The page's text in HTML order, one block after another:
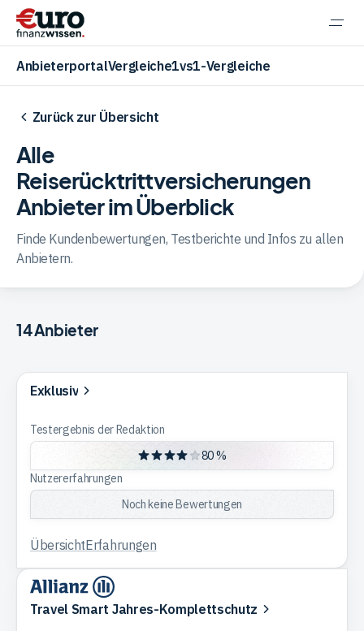
AnbieterportalVergleiche1vs1-Vergleiche
Aktien
Krypto
Banking
Trading
Anleihen
Zurück zur Übersicht
Alle
Reiserücktrittversicherungen
Anbieter im Überblick
Finde Kundenbewertungen, Testberichte und Infos zu allen
Anbietern.
14Anbieter
Exklusiv
Testergebnis der Redaktion
80 %
Nutzererfahrungen
Noch keine Bewertungen
ÜbersichtErfahrungen
Travel Smart Jahres-Komplettschutz